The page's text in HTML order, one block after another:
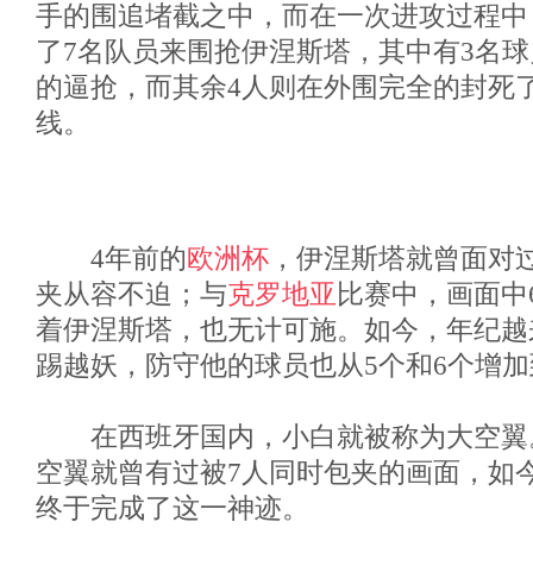
手的围追堵截之中，而在一次进攻过程
了7名队员来围抢伊涅斯塔，其中有3名
的逼抢，而其余4人则在外围完全的封死
线。
4年前的欧洲杯 ，伊涅斯塔就曾面对
夹从容不迫；与克罗地亚 比赛中，画面
着伊涅斯塔，也无计可施。如今，年纪
踢越妖，防守他的球员也从5个和6个增
在西班牙国内，小白就被称为大空翼
空翼就曾有过被7人同时包夹的画面，如
终于完成了这一神迹。